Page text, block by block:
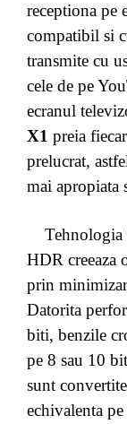
receptiona pe
compatibil si
transmite cu
cele de pe
ecranul
X1 preia
prelucrat,
mai apropiata
Tehnologia
HDR creeaza
prin
Datorita
biti, benzile
pe 8 sau 10
sunt
echivalenta